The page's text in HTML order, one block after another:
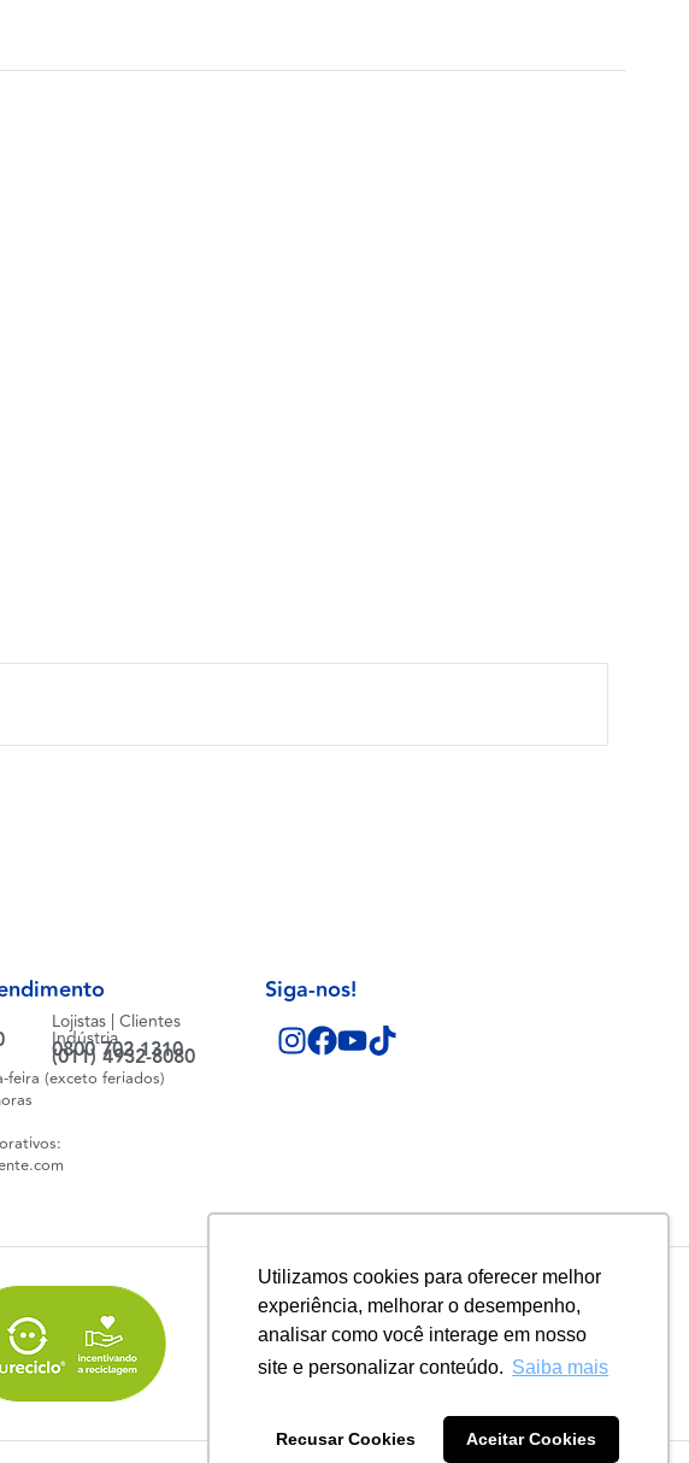
Utilizamos cookies para oferecer melhor
experiência, melhorar o desempenho,
analisar como você interage em nosso
site e personalizar conteúdo. Saiba mais
Recusar Cookies Aceitar Cookies
Lojistas | Clientes
Indústria
0800 702 1310
(011) 4932-8080
feira (exceto feriados)
Siga-nos!